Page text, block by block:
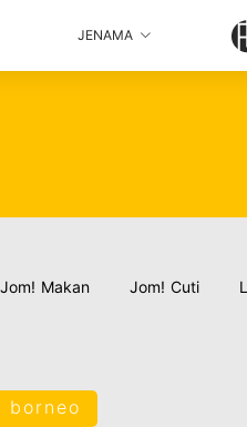
JENAMA
Jom! Makan Jom! Cuti
borneo